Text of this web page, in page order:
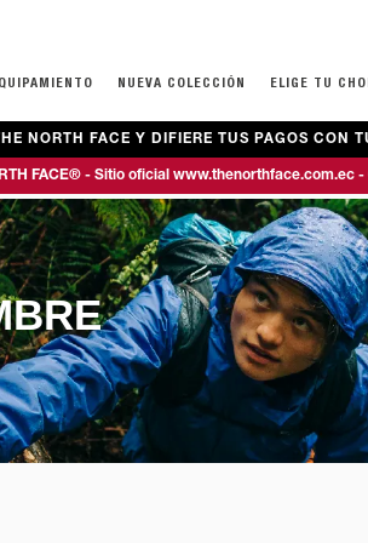
ROPA
BUZOS
CAMISETAS
CAMISAS Y POLOS
PANTALONES
PANTALONETAS
PRIMERAS CAPAS
ROPA
BUZOS
CAMISETAS
PANTALONES
PRIMERAS CAPAS
TEENS NIÑOS (7-16 AÑOS)
CHOMPAS Y CHALECOS
BUZOS Y TOPS
CAMISETAS
ACCESORIOS
Y MALETAS
NUEVA COLECCIÓN ELIGE TU
NORTH FACE Y DIFIERE TUS PAGOS CON
FACE® - Sitio oficial www.thenorthface.com.ec